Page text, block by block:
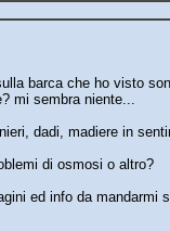
barca che ho visto
mi sembra niente...
dadi, madiere in
di osmosi o altro?
ed info da